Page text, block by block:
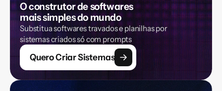
O construtor de softwares
mais simples do mundo
Substitua softwares travados e planilhas por
sistemas criados só com prompts
Quero Criar Sistemas